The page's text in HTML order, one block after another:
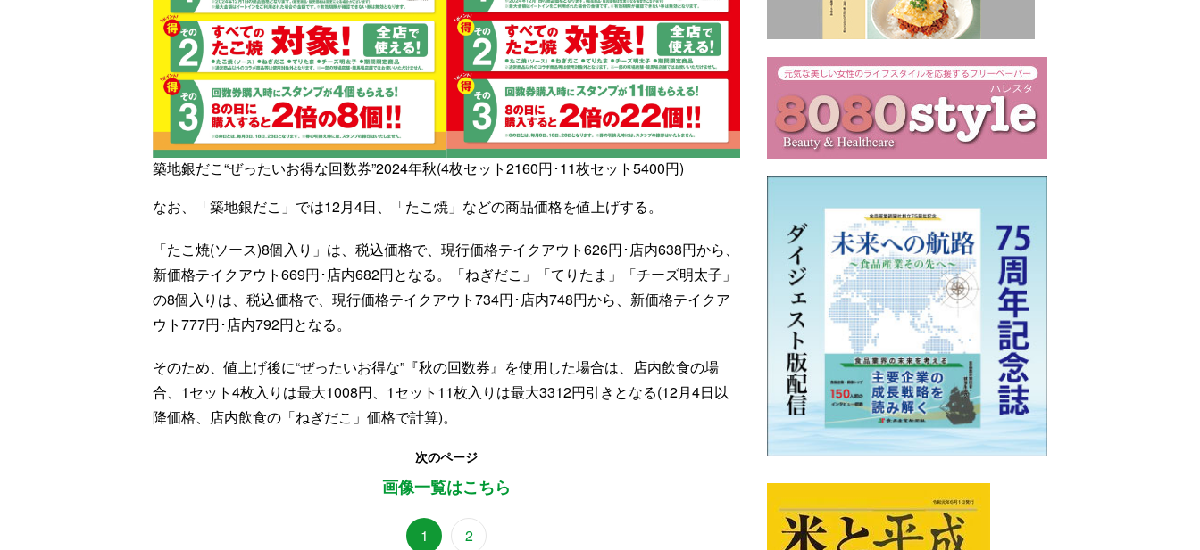
築地銀だこ“ぜったいお得な回数券”2024年秋(4枚セット2160円･11枚セット5400円)
なお、「築地銀だこ」では12月4日、「たこ焼」などの商品価格を値上げする。
「たこ焼(ソース)8個入り」は、税込価格で、現行価格テイクアウト626円･店内638円から、
新価格テイクアウト669円･店内682円となる。「ねぎだこ」「てりたま」「チーズ明太子」
の8個入りは、税込価格で、現行価格テイクアウト734円･店内748円から、新価格テイクア
ウト777円･店内792円となる。
そのため、値上げ後に“ぜったいお得な”『秋の回数券』を使用した場合は、店内飲食の場
合、1セット4枚入りは最大1008円、1セット11枚入りは最大3312円引きとなる(12月4日以
降価格、店内飲食の「ねぎだこ」価格で計算)。
次のページ
画像一覧はこちら
1 2